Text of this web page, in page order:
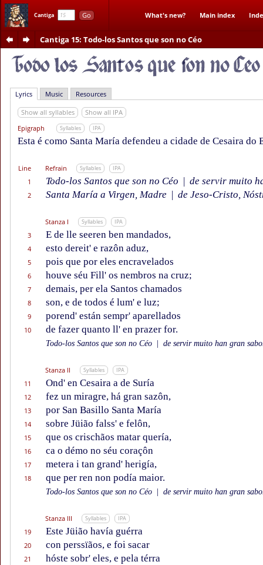
Cantiga Go What's new? Main index
Cantiga 15: Todo-los Santos que son no Céo
Lyrics Music Resources
Show all syllables
Show all IPA
Epigraph
Syllables IPA
Esta é como Santa María defendeu a cidade de Cesaira do
Line Refrain Syllables IPA
1 Todo-los Santos que son no Céo | de servir muito
2 Santa María a Virgen, Madre | de Jeso-Cristo,
Stanza I Syllables IPA
3 E de lle seeren ben mandados,
4 esto dereit' e razôn aduz,
5 pois que por eles encravelados
6 houve séu Fill' os nembros na cruz;
7 demais, per ela Santos chamados
8 son, e de todos é lum' e luz;
9 porend' están sempr' aparellados
10 de fazer quanto ll' en prazer for.
Todo-los Santos que son no Céo de servir muito han gran
Stanza II Syllables IPA
11 Ond' en Cesaira a de Suría
12 fez un miragre, há gran sazôn,
13 por San Basillo Santa María
14 sobre Jüião falss' e felôn,
15 que os crischãos matar quería,
16 ca o démo no séu coraçôn
17 metera i tan grand' herigía,
18 que per ren non podía maior.
Todo-los Santos que son no Céo de servir muito han gran
Stanza III Syllables IPA
19 Este Jüião havía guérra
20 con perssïãos, e foi sacar
21 hóste sobr' eles, e pela térra